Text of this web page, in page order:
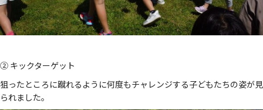
② キックターゲット
狙ったところに蹴れるように何度もチャレンジする子どもたちの姿が見
られました。